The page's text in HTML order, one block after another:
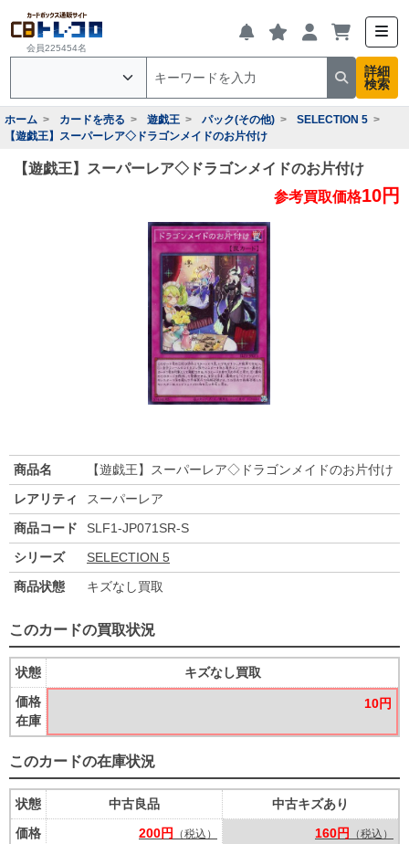
会員225454名
詳細
検索
ホーム カードを売る 遊戯王 パック(その他)
SELECTION 5
【遊戯王】スーパーレア◇ドラゴンメイドのお片付け
【遊戯王】スーパーレア◇ドラゴンメイドのお片付け
参考買取価格10円
商品名
【遊戯王】スーパーレア◇ドラゴンメイドのお片付け
レアリティ
スーパーレア
商品コード
SLF1-JP071SR-S
シリーズ
SELECTION 5
商品状態
キズなし買取
このカードの買取状況
状態
価格
在庫
キズなし買取
10円
このカードの在庫状況
状態
価格
中古良品
200円
（税込）
中古キズあり
160円
（税込）